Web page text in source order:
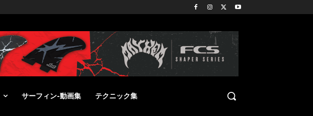
サーフィン-動画集 テクニック集